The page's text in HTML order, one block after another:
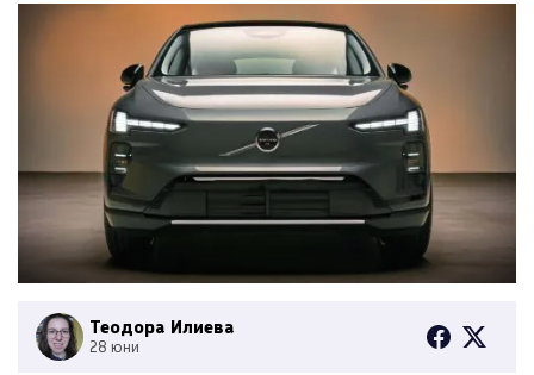
Теодора Илиева
28 юни